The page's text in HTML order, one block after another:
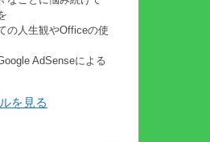
の人生観やOfficeの使
AdSenseによる
を見る